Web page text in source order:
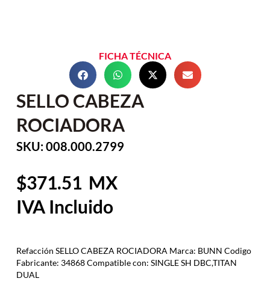
FICHA TÉCNICA
SELLO CABEZA
ROCIADORA
SKU: 008.000.2799
371.51
Refacción SELLO CABEZA ROCIADORA Marca: BUNN Codigo
Fabricante: 34868 Compatible con: SINGLE SH DBC,TITAN
DUAL